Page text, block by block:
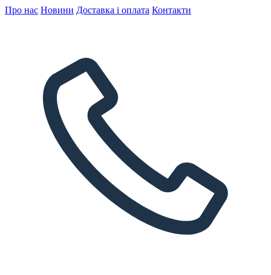
Про нас Новини Доставка і оплата Контакти